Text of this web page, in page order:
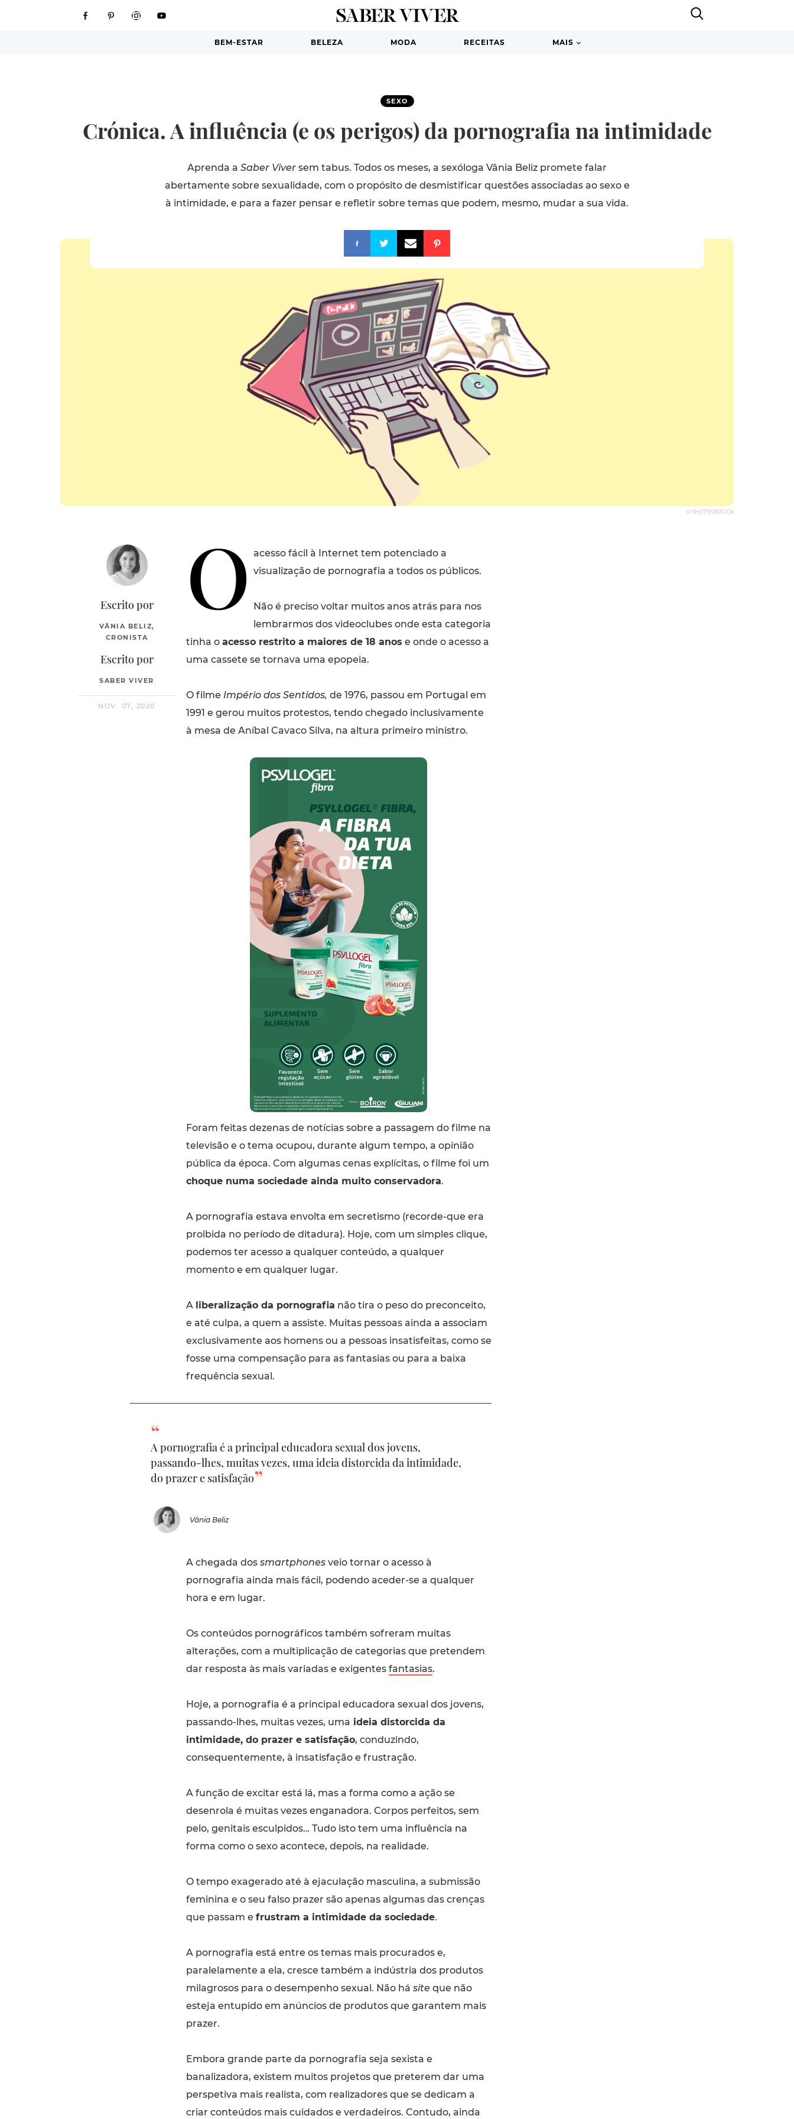
BEM-ESTAR BELEZA MODA RECEITAS MAIS
SEXO
Crónica. A influência (e os perigos) da pornografia na intimidade
Aprenda a Saber Viver sem tabus. Todos os meses, a sexóloga Vânia Beliz promete falar
abertamente sobre sexualidade, com o propósito de desmistificar questões associadas ao sexo e
à intimidade, e para a fazer pensar e refletir sobre temas que podem, mesmo, mudar a sua vida.
© SHUTTERSTOCK
Escrito por
VÂNIA BELIZ,
CRONISTA
Escrito por
SABER VIVER
NOV. 07, 2020
O
acesso fácil à Internet tem potenciado a
visualização de pornografia a todos os públicos.
Não é preciso voltar muitos anos atrás para nos
lembrarmos dos videoclubes onde esta categoria
tinha o acesso restrito a maiores de 18 anos e onde o acesso a
uma cassete se tornava uma epopeia.
O filme Império dos Sentidos, de 1976, passou em Portugal em
1991 e gerou muitos protestos, tendo chegado inclusivamente
à mesa de Aníbal Cavaco Silva, na altura primeiro ministro.
Foram feitas dezenas de notícias sobre a passagem do filme na
televisão e o tema ocupou, durante algum tempo, a opinião
pública da época. Com algumas cenas explícitas, o filme foi um
choque numa sociedade ainda muito conservadora.
A pornografia estava envolta em secretismo (recorde-que era
proibida no período de ditadura). Hoje, com um simples clique,
podemos ter acesso a qualquer conteúdo, a qualquer
momento e em qualquer lugar.
A liberalização da pornografia não tira o peso do preconceito,
e até culpa, a quem a assiste. Muitas pessoas ainda a associam
exclusivamente aos homens ou a pessoas insatisfeitas, como se
fosse uma compensação para as fantasias ou para a baixa
frequência sexual.
A pornografia é a principal educadora sexual dos jovens,
passando-lhes, muitas vezes, uma ideia distorcida da intimidade,
do prazer e satisfação
Vânia Beliz
A chegada dos smartphonesveio tornar o acesso à
pornografia ainda mais fácil, podendo aceder-se a qualquer
hora e em lugar.
Os conteúdos pornográficos também sofreram muitas
alterações, com a multiplicação de categorias que pretendem
dar resposta às mais variadas e exigentes fantasias.
Hoje, a pornografia é a principal educadora sexual dos jovens,
passando-lhes, muitas vezes, uma ideia distorcida da
intimidade, do prazer e satisfação, conduzindo,
consequentemente, à insatisfação e frustração.
A função de excitar está lá, mas a forma como a ação se
desenrola é muitas vezes enganadora. Corpos perfeitos, sem
pelo, genitais esculpidos… Tudo isto tem uma influência na
forma como o sexo acontece, depois, na realidade.
O tempo exagerado até à ejaculação masculina, a submissão
feminina e o seu falso prazer são apenas algumas das crenças
que passam e frustram a intimidade da sociedade.
A pornografia está entre os temas mais procurados e,
paralelamente a ela, cresce também a indústria dos produtos
milagrosos para o desempenho sexual. Não há siteque não
esteja entupido em anúncios de produtos que garantem mais
prazer.
Embora grande parte da pornografia seja sexista e
banalizadora, existem muitos projetos que preterem dar uma
perspetiva mais realista, com realizadores que se dedicam a
criar conteúdos mais cuidados e verdadeiros. Contudo, ainda